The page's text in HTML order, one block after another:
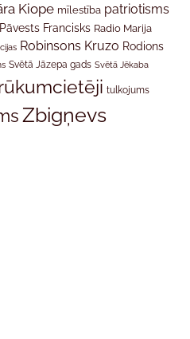
Kiope mīlestība patriotisms
Pāvests Francisks Radio Marija
Robinsons Kruzo Rodions
Svētā Jāzepa gads Svētā Jēkaba
tulkojums
Zbigņevs